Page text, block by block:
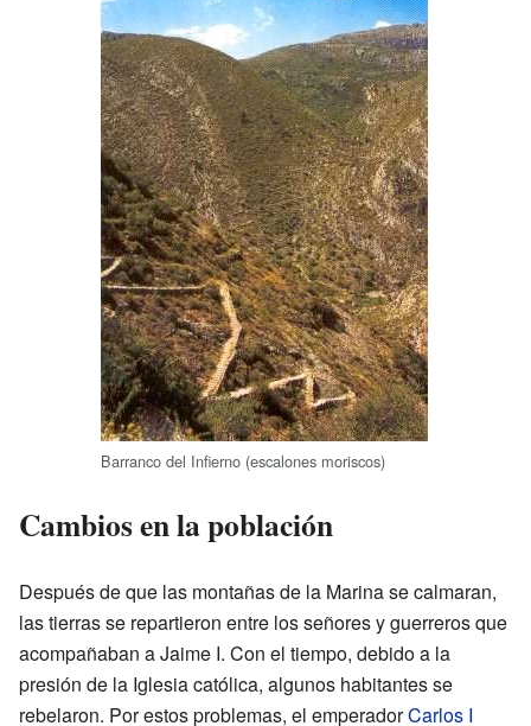
Barranco del Infierno (escalones moriscos)
Cambios en la población
Después de que las montañas de la Marina se calmaran,
las tierras se repartieron entre los señores y guerreros que
acompañaban a Jaime I. Con el tiempo, debido a la
presión de la Iglesia católica, algunos habitantes se
rebelaron. Por estos problemas, el emperadorCarlos I